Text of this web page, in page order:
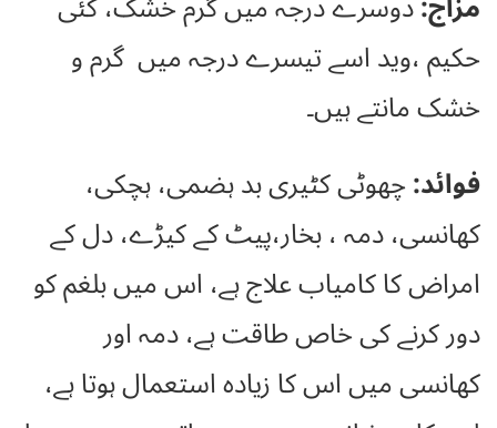
حکیم ،وید اسے تیسرے درجہ میں گرم و
خشک مانتے ہیں۔
فوائد:چھوٹی کٹیری بد ہضمی، ہچکی،
کھانسی، دمہ ، بخار،پیٹ کے کیڑے، دل کے
امراض کا کامیاب علاج ہے، اس میں بلغم کو
دور کرنے کی خاص طاقت ہے، دمہ اور
کھانسی میں اس کا زیادہ استعمال ہوتا ہے،